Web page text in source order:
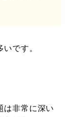
です。
は非常に深い